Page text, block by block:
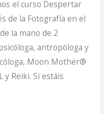
el curso Despertar
de la Fotografía en el
la mano de 2
antropóloga y
Moon Mother®
y Reiki. Si estáis